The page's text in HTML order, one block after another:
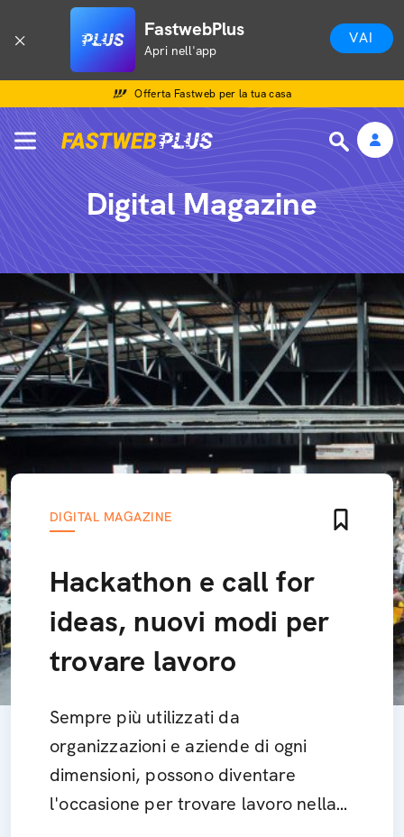
FastwebPlus
Apri nell'app
VAI
Offerta Fastweb per la tua casa
Digital Magazine
DIGITAL MAGAZINE
Hackathon e call for
ideas, nuovi modi per
trovare lavoro
Sempre più utilizzati da
organizzazioni e aziende di ogni
dimensioni, possono diventare
l'occasione per trovare lavoro nella